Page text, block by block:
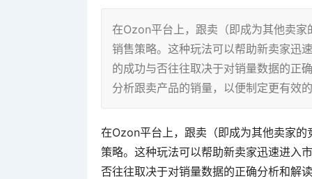
在Ozon平台上，跟卖（即成为其他卖
销售策略。这种玩法可以帮助新卖家迅
的成功与否往往取决于对销量数据的正
分析跟卖产品的销量，以便制定更有效
在Ozon平台上，跟卖（即成为其他卖家
策略。这种玩法可以帮助新卖家迅速进入
否往往取决于对销量数据的正确分析和解